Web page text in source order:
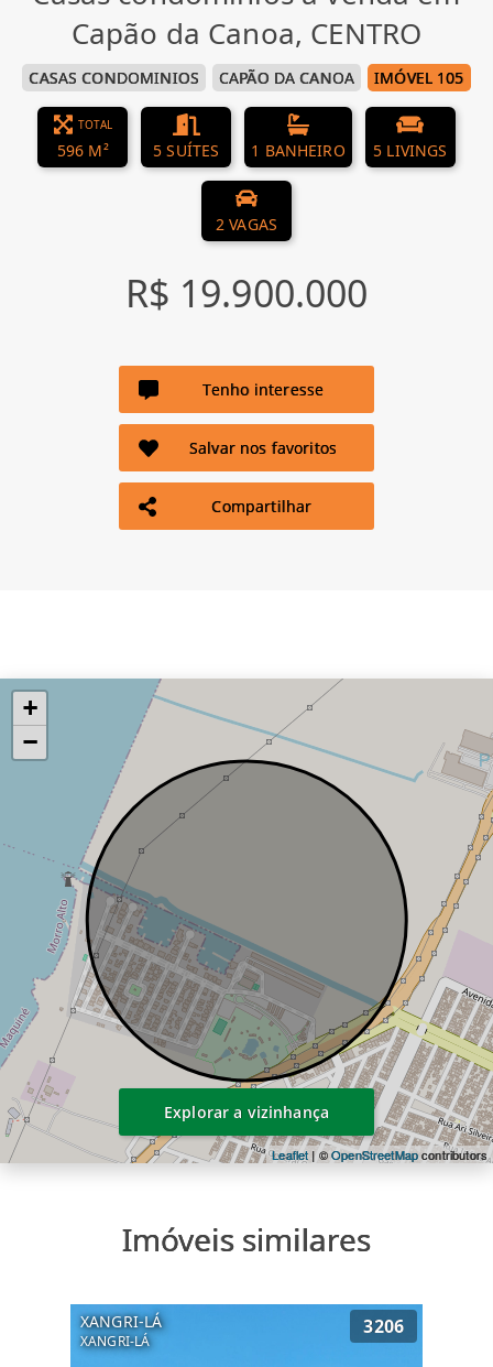
Capão da Canoa, CENTRO
CASAS CONDOMINIOS CAPÃO DA CANOA IMÓVEL 105
TOTAL
596 M² 5 SUÍTES 1 BANHEIRO 5 LIVINGS
2 VAGAS
R$ 19.900.000
Tenho interesse
Salvar nos favoritos
Compartilhar
+
−
Leaflet | ©OpenStreetMapcontributors
Explorar a vizinhança
Imóveis similares
XANGRI-LÁ
XANGRI-LÁ
3206